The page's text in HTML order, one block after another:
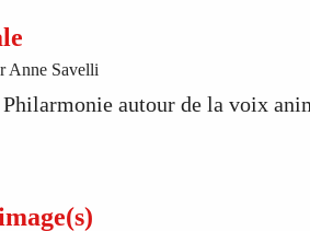
Anne Savelli
autour de la voix